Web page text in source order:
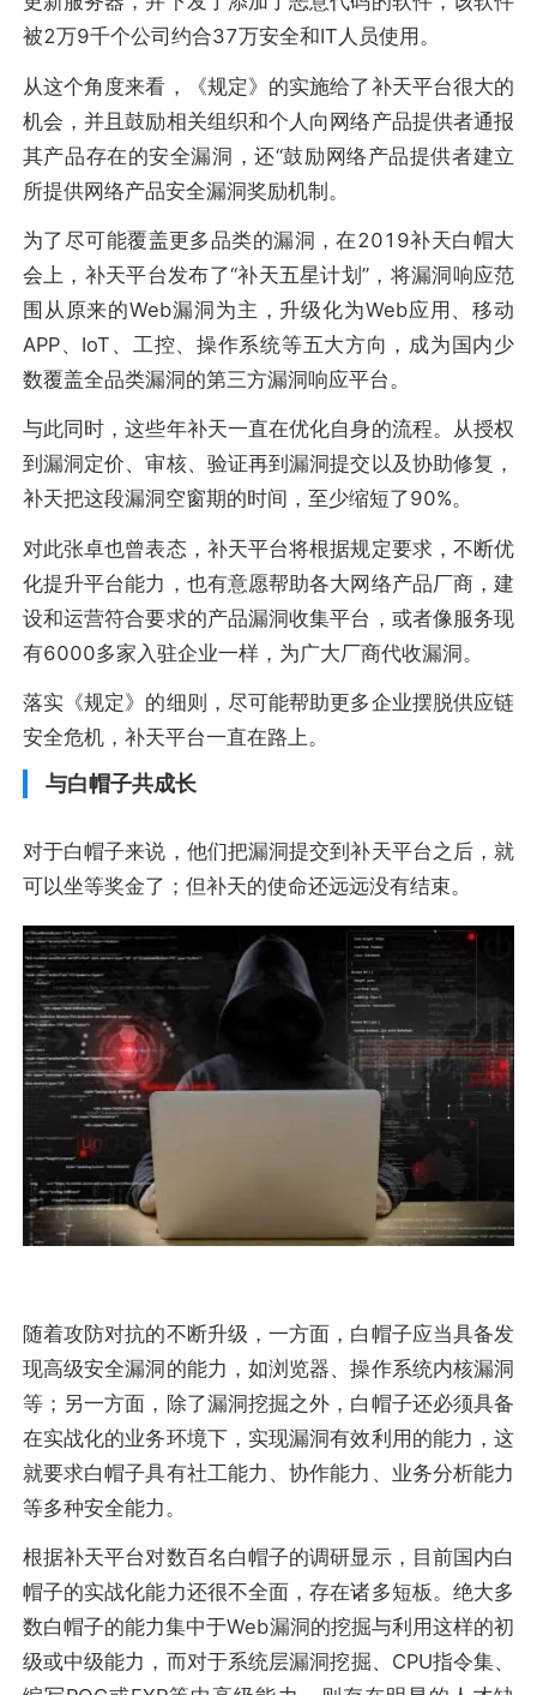
被2万9千个公司约合37万安全和IT人员使用。
从这个角度来看，《规定》的实施给了补天平台很大的
机会，并且鼓励相关组织和个人向网络产品提供者通报
其产品存在的安全漏洞，还“鼓励网络产品提供者建立
所提供网络产品安全漏洞奖励机制。
为了尽可能覆盖更多品类的漏洞，在2019补天白帽大
会上，补天平台发布了“补天五星计划”，将漏洞响应范
围从原来的Web漏洞为主，升级化为Web应用、移动
APP、IoT、工控、操作系统等五大方向，成为国内少
数覆盖全品类漏洞的第三方漏洞响应平台。
与此同时，这些年补天一直在优化自身的流程。从授权
到漏洞定价、审核、验证再到漏洞提交以及协助修复，
补天把这段漏洞空窗期的时间，至少缩短了90%。
对此张卓也曾表态，补天平台将根据规定要求，不断优
化提升平台能力，也有意愿帮助各大网络产品厂商，建
设和运营符合要求的产品漏洞收集平台，或者像服务现
有6000多家入驻企业一样，为广大厂商代收漏洞。
落实《规定》的细则，尽可能帮助更多企业摆脱供应链
安全危机，补天平台一直在路上。
与白帽子共成长
对于白帽子来说，他们把漏洞提交到补天平台之后，就
可以坐等奖金了；但补天的使命还远远没有结束。
随着攻防对抗的不断升级，一方面，白帽子应当具备发
现高级安全漏洞的能力，如浏览器、操作系统内核漏洞
等；另一方面，除了漏洞挖掘之外，白帽子还必须具备
在实战化的业务环境下，实现漏洞有效利用的能力，这
就要求白帽子具有社工能力、协作能力、业务分析能力
等多种安全能力。
根据补天平台对数百名白帽子的调研显示，目前国内白
帽子的实战化能力还很不全面，存在诸多短板。绝大多
数白帽子的能力集中于Web漏洞的挖掘与利用这样的初
级或中级能力，而对于系统层漏洞挖掘、CPU指令集、